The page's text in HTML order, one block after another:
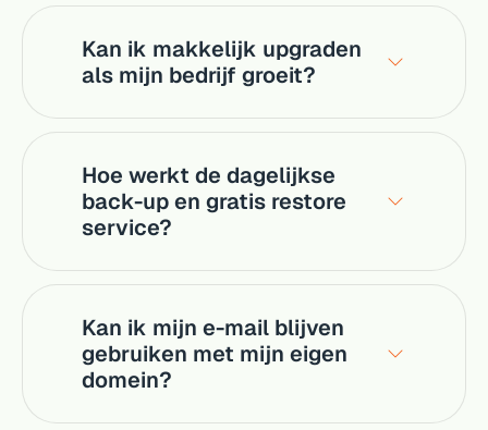
Kan ik makkelijk upgraden
als mijn bedrijf groeit?
Hoe werkt de dagelijkse
back-up en gratis restore
service?
Kan ik mijn e-mail blijven
gebruiken met mijn eigen
domein?